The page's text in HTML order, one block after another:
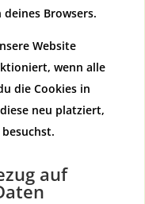
Browsers.
Website
wenn alle
die Cookies in
neu platziert,
auf